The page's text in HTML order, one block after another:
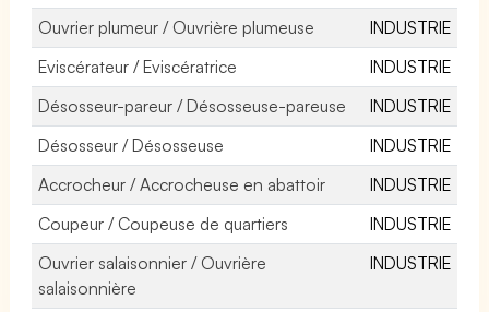
Ouvrier plumeur / Ouvrière plumeuse
INDUSTRIE
Eviscérateur / Eviscératrice
INDUSTRIE
Désosseur-pareur / Désosseuse-pareuse
INDUSTRIE
Désosseur / Désosseuse
INDUSTRIE
Accrocheur / Accrocheuse en abattoir
INDUSTRIE
Coupeur / Coupeuse de quartiers
INDUSTRIE
Ouvrier salaisonnier / Ouvrière
salaisonnière
INDUSTRIE